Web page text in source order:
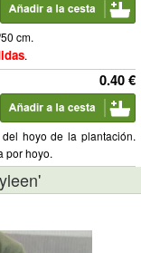
cm.
.
0.40 €
hoyo de la plantación.
por hoyo.